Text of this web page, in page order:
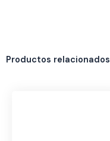
Productos relacionados